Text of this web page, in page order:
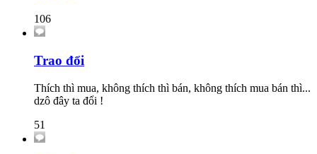
106
Trao đổi
Thích thì mua, không thích thì bán, không thích mua bán thì...
dzô đây ta đổi !
51